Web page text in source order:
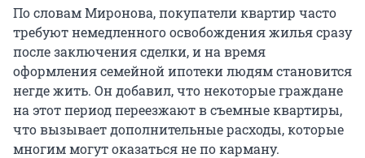
По словам Миронова, покупатели квартир часто
требуют немедленного освобождения жилья сразу
после заключения сделки, и на время
оформления семейной ипотеки людям становится
негде жить. Он добавил, что некоторые граждане
на этот период переезжают в съемные квартиры,
что вызывает дополнительные расходы, которые
многим могут оказаться не по карману.